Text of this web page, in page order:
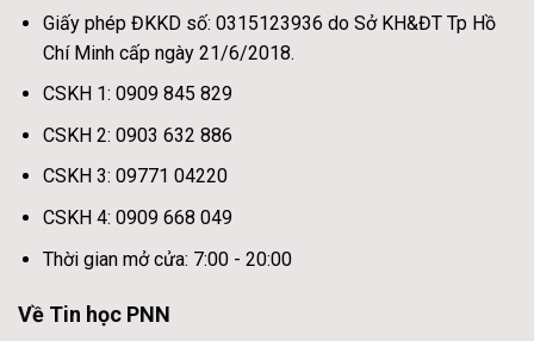
Giấy phép ĐKKD số: 0315123936 do Sở KH&ĐT Tp Hồ
Chí Minh cấp ngày 21/6/2018.
CSKH 1: 0909 845 829
CSKH 2: 0903 632 886
CSKH 3: 09771 04220
CSKH 4: 0909 668 049
Thời gian mở cửa: 7:00 - 20:00
Về Tin học PNN